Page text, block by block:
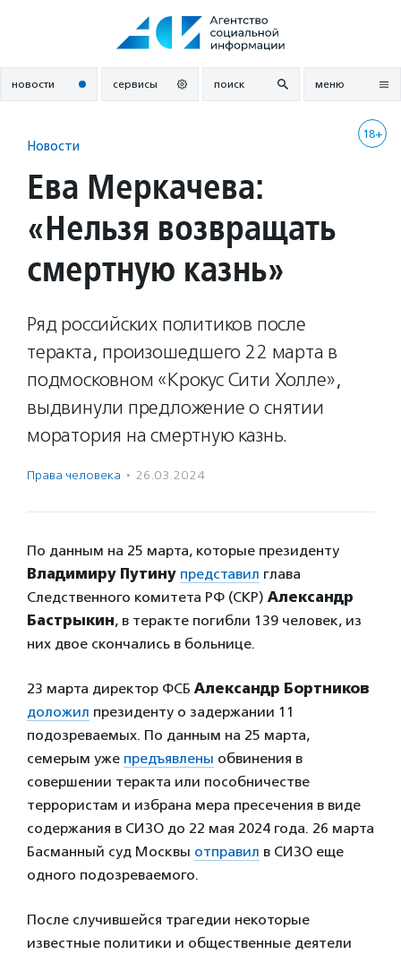
новости сервисы поиск меню
18+
Новости
Ева Меркачева:
«Нельзя возвращать
смертную казнь»
Ряд российских политиков после
теракта, произошедшего 22 марта в
подмосковном «Крокус Сити Холле»,
выдвинули предложение о снятии
моратория на смертную казнь.
Права человека · 26.03.2024
По данным на 25 марта, которые президенту
Владимиру Путину представил глава
Следственного комитета РФ (СКР) Александр
Бастрыкин, в теракте погибли 139 человек, из
них двое скончались в больнице.
23 марта директор ФСБ Александр Бортников
доложил президенту о задержании 11
подозреваемых. По данным на 25 марта,
семерым уже предъявлены обвинения в
совершении теракта или пособничестве
террористам и избрана мера пресечения в виде
содержания в СИЗО до 22 мая 2024 года. 26 марта
Басманный суд Москвы отправил в СИЗО еще
одного подозреваемого.
После случившейся трагедии некоторые
известные политики и общественные деятели